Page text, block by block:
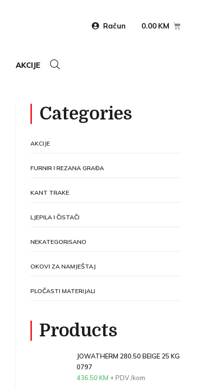
Račun 0.00 KM
AKCIJE
Categories
AKCIJE
FURNIR I REZANA GRAĐA
KANT TRAKE
LJEPILA I ČISTAČI
NEKATEGORISANO
OKOVI ZA NAMJEŠTAJ
PLOČASTI MATERIJALI
Products
JOWATHERM 280.50 BEIGE 25 KG
0797
436.50 KM + PDV/kom